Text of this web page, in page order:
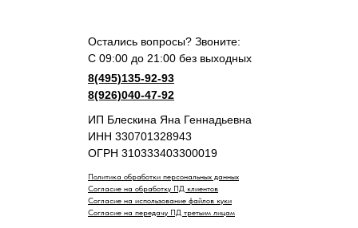
Остались вопросы? Звоните:
С 09:00 до 21:00 без выходных
ИП Блескина Яна Геннадьевна
ИНН 330701328943
ОГРН 310333403300019
8(495)135-92-93
8(926)040-47-92
Политика обработки персональных данных
Согласие на обработку ПД клиентов
Согласие на использование файлов куки
Согласие на передачу ПД третьим лицам